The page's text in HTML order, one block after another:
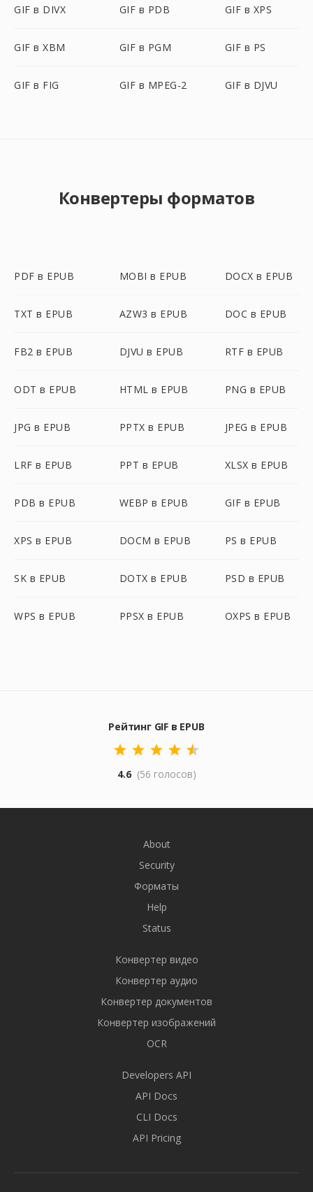
GIF в DIVX GIF в PDB GIF в XPS
GIF в XBM GIF в PGM GIF в PS
GIF в FIG GIF в MPEG-2 GIF в DJVU
Конвертеры форматов
PDF в EPUB MOBI в EPUB DOCX в EPUB
TXT в EPUB AZW3 в EPUB DOC в EPUB
FB2 в EPUB DJVU в EPUB RTF в EPUB
ODT в EPUB HTML в EPUB PNG в EPUB
JPG в EPUB PPTX в EPUB JPEG в EPUB
LRF в EPUB PPT в EPUB XLSX в EPUB
PDB в EPUB WEBP в EPUB GIF в EPUB
XPS в EPUB DOCM в EPUB PS в EPUB
SK в EPUB DOTX в EPUB PSD в EPUB
WPS в EPUB PPSX в EPUB OXPS в EPUB
Рейтинг GIF в EPUB
4.6 (56 голосов)
About
Security
Форматы
Help
Status
Конвертер видео
Конвертер аудио
Конвертер документов
Конвертер изображений
OCR
Developers API
API Docs
CLI Docs
API Pricing